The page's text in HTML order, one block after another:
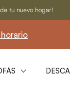
tu nuevo hogar!
☀️ En agosto